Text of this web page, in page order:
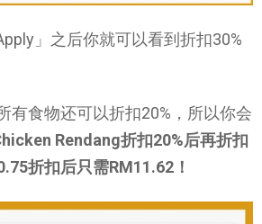
」之后你就可以看到折扣30%
有食物还可以折扣20%，所以你会
Rendang折扣20%后再折扣
折扣后只需RM11.62！